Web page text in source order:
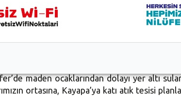
Karagöz, “Bilakis hızla kirlenerek
maden ocaklarından dolayı yer altı
ortasına, Kayapa’ya katı atık tesisi